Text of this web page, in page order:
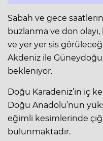
Sabah ve gece
buzlanma ve don
ve yer yer sis
Akdeniz ile Güneydoğu
bekleniyor.
Doğu Karadeniz’in iç
Doğu Anadolu’nun
eğimli kesimlerinde
bulunmaktadır.